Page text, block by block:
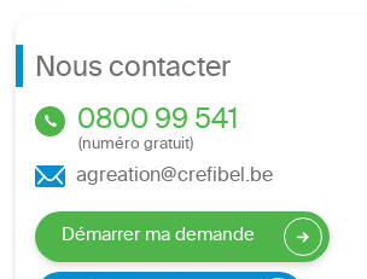
Nous contacter
0800 99 541
(numéro gratuit)
agreation@crefibel.be
Démarrer ma demande